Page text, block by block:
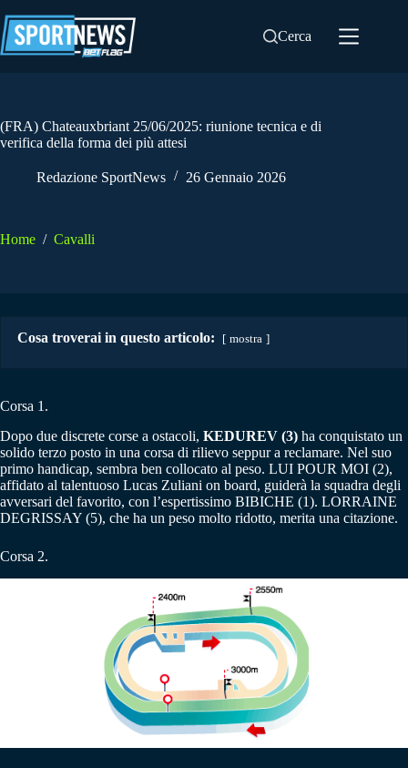
al
contenuto
Cerca
(FRA) Chateauxbriant 25/06/2025: riunione tecnica e di
verifica della forma dei più attesi
Redazione SportNews 26 Gennaio 2026
Home / Cavalli
Cosa troverai in questo articolo: mostra
Corsa 1.
Dopo due discrete corse a ostacoli, KEDUREV (3) ha conquistato un
solido terzo posto in una corsa di rilievo seppur a reclamare. Nel suo
primo handicap, sembra ben collocato al peso. LUI POUR MOI (2),
affidato al talentuoso Lucas Zuliani on board, guiderà la squadra degli
avversari del favorito, con l’espertissimo BIBICHE (1). LORRAINE
DEGRISSAY (5), che ha un peso molto ridotto, merita una citazione.
Corsa 2.